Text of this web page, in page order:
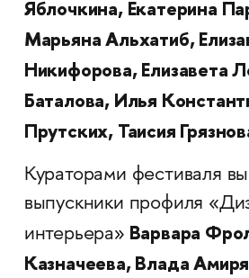
Яблочкина, Екатерина
Марьяна Альхатиб,
Никифорова, Елизавета
Баталова, Илья
Прутских, Таисия
Кураторами фестиваля
выпускники профиля
интерьера» Варвара
Казначеева, Влада